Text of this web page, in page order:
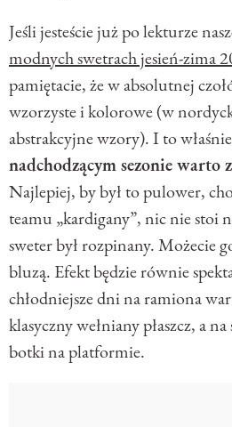
Jeśli jesteście już po lekturze
modnych swetrach jesień-zima
pamiętacie, że w absolutnej
wzorzyste i kolorowe (w
abstrakcyjne wzory). I to właśnie
nadchodzącym sezonie warto
Najlepiej, by był to pulower,
teamu „kardigany”, nic nie stoi
sweter był rozpinany. Możecie
bluzą. Efekt będzie równie
chłodniejsze dni na ramiona
klasyczny wełniany płaszcz, a
botki na platformie.